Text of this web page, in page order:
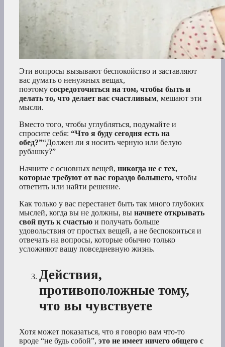
Эти вопросы вызывают беспокойство и заставляют
вас думать о ненужных вещах,
поэтому сосредоточиться на том, чтобы быть и
делать то, что делает вас счастливым, мешают эти
мысли.
Вместо того, чтобы углубляться, подумайте и
спросите себя: “Что я буду сегодня есть на
обед?”“Должен ли я носить черную или белую
рубашку?”
Начните с основных вещей, никогда не с тех,
которые требуют от вас гораздо большего, чтобы
ответить или найти решение.
Как только у вас перестанет быть так много глубоких
мыслей, когда вы не должны, вы начнете открывать
свой путь к счастью и получать больше
удовольствия от простых вещей, а не беспокоиться и
отвечать на вопросы, которые обычно только
усложняют вашу повседневную жизнь.
Действия,
противоположные тому,
что вы чувствуете
Хотя может показаться, что я говорю вам что-то
вроде “не будь собой”, это не имеет ничего общего с